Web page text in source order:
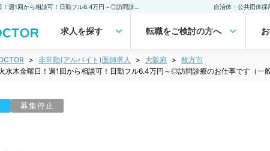
自治体・公共団体採
求人を探す 転職をご検討の方へ
非常勤(アルバイト)医師求人 大阪府
枚方市
水木金曜日！週1回から相談可！日勤フル6.4万円～◎訪問診療のお仕事です（一
募集停止